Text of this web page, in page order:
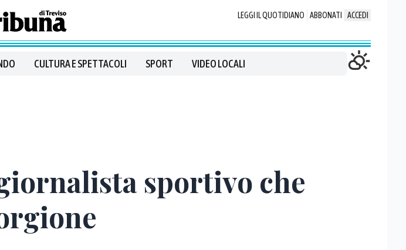
LEGGI IL QUOTIDIANO ABBONATI ACCEDI
CULTURA E SPETTACOLI SPORT VIDEO LOCALI
sportivo che